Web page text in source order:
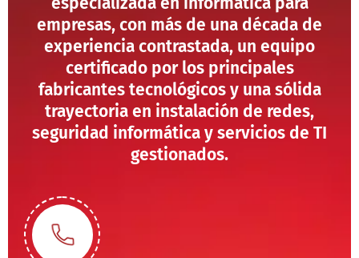
empresas, con más de una década de
experiencia contrastada, un equipo
certificado por los principales
fabricantes tecnológicos y una sólida
trayectoria en instalación de redes,
seguridad informática y servicios de TI
gestionados.